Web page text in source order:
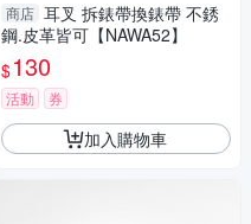
商店 耳叉 拆錶帶換錶帶 不銹
鋼.皮革皆可【NAWA52】
$130
活動 券
加入購物車